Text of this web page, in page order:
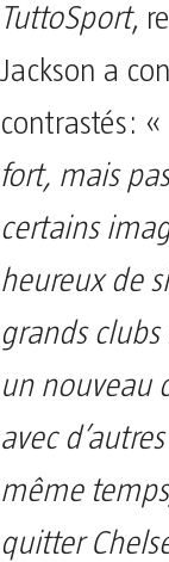
TuttoSport,
Jackson a
contrastés: «
fort, mais
certains
heureux de
grands
un nouveau
avec
même
quitter